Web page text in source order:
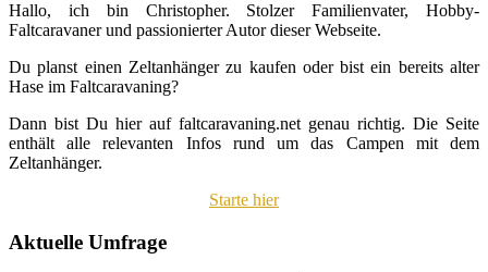
Hallo, ich bin Christopher. Stolzer Familienvater, Hobby-
Faltcaravaner und passionierter Autor dieser Webseite.
Du planst einen Zeltanhänger zu kaufen oder bist ein bereits alter
Hase im Faltcaravaning?
Dann bist Du hier auf faltcaravaning.net genau richtig. Die Seite
enthält alle relevanten Infos rund um das Campen mit dem
Zeltanhänger.
Starte hier
Aktuelle Umfrage